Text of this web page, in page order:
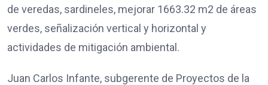
de veredas, sardineles, mejorar 1663.32 m2 de áreas
verdes, señalización vertical y horizontal y
actividades de mitigación ambiental.
Juan Carlos Infante, subgerente de Proyectos de la